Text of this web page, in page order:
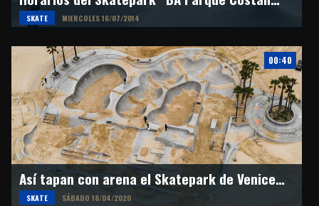
SKATE MIERCOLES 16/07/2014
00:40
Así tapan con arena el Skatepark de Venice Beach
SKATE SÁBADO 18/04/2020